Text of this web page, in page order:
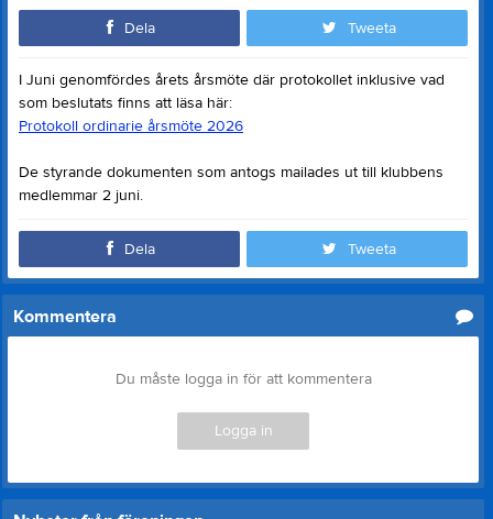
Dela Tweeta
I Juni genomfördes årets årsmöte där protokollet inklusive vad
som beslutats finns att läsa här:
Protokoll ordinarie årsmöte 2026
De styrande dokumenten som antogs mailades ut till klubbens
medlemmar 2 juni.
Dela Tweeta
Kommentera
Du måste logga in för att kommentera
Logga in